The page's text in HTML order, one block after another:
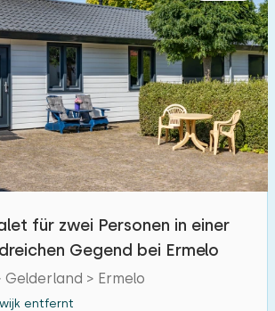
für zwei Personen in einer
Gegend bei Ermelo
> Ermelo
entfernt